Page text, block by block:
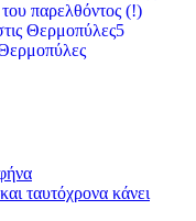
του παρελθόντος (!)
5
ταυτόχρονα κάνει